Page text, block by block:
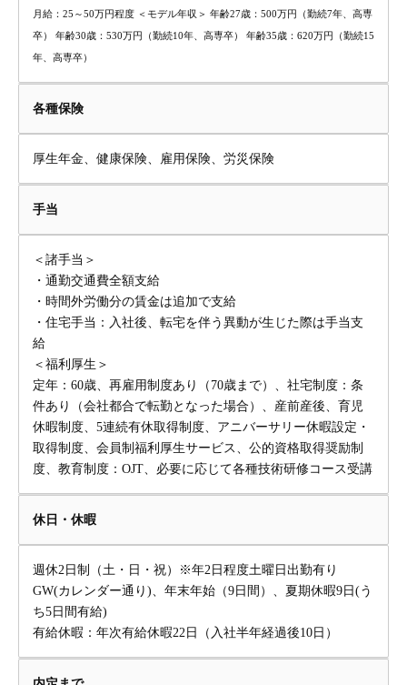
月給：25～50万円程度 ＜モデル年収＞ 年齢27歳：500万円（勤続7年、高専
卒） 年齢30歳：530万円（勤続10年、高専卒） 年齢35歳：620万円（勤続15
年、高専卒）
各種保険
厚生年金、健康保険、雇用保険、労災保険
手当
＜諸手当＞
・通勤交通費全額支給
・時間外労働分の賃金は追加で支給
・住宅手当：入社後、転宅を伴う異動が生じた際は手当支
給
＜福利厚生＞
定年：60歳、再雇用制度あり（70歳まで）、社宅制度：条
件あり（会社都合で転勤となった場合）、産前産後、育児
休暇制度、5連続有休取得制度、アニバーサリー休暇設定・
取得制度、会員制福利厚生サービス、公的資格取得奨励制
度、教育制度：OJT、必要に応じて各種技術研修コース受講
休日・休暇
週休2日制（土・日・祝）※年2日程度土曜日出勤有り
GW(カレンダー通り)、年末年始（9日間）、夏期休暇9日(う
ち5日間有給)
有給休暇：年次有給休暇22日（入社半年経過後10日）